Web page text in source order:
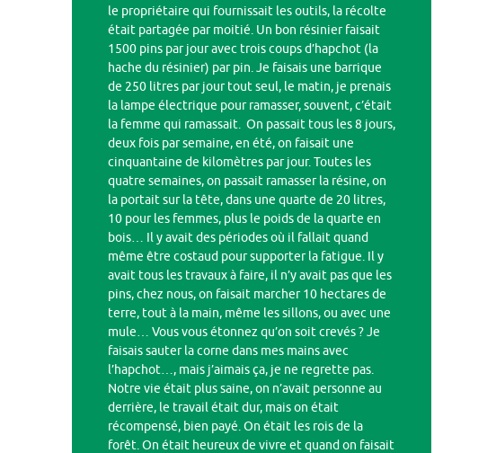
le propriétaire qui fournissait les outils, la récolte
était partagée par moitié. Un bon résinier faisait
1500 pins par jour avec trois coups d’hapchot (la
hache du résinier) par pin. Je faisais une barrique
de 250 litres par jour tout seul, le matin, je prenais
la lampe électrique pour ramasser, souvent, c’était
la femme qui ramassait. On passait tous les 8 jours,
deux fois par semaine, en été, on faisait une
cinquantaine de kilomètres par jour. Toutes les
quatre semaines, on passait ramasser la résine, on
la portait sur la tête, dans une quarte de 20 litres,
10 pour les femmes, plus le poids de la quarte en
bois… Il y avait des périodes où il fallait quand
même être costaud pour supporter la fatigue. Il y
avait tous les travaux à faire, il n’y avait pas que les
pins, chez nous, on faisait marcher 10 hectares de
terre, tout à la main, même les sillons, ou avec une
mule… Vous vous étonnez qu’on soit crevés ? Je
faisais sauter la corne dans mes mains avec
l’hapchot…, mais j’aimais ça, je ne regrette pas.
Notre vie était plus saine, on n’avait personne au
derrière, le travail était dur, mais on était
récompensé, bien payé. On était les rois de la
forêt. On était heureux de vivre et quand on faisait